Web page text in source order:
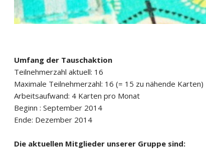
Umfang der Tauschaktion
Teilnehmerzahl aktuell: 16
Maximale Teilnehmerzahl: 16 (= 15 zu nähende Karten)
Arbeitsaufwand: 4 Karten pro Monat
Beginn : September 2014
Ende: Dezember 2014
Die aktuellen Mitglieder unserer Gruppe sind: